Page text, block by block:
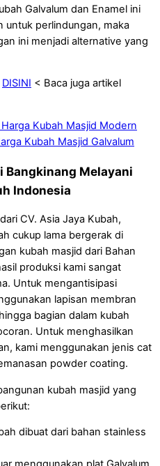
Galvalum dan Enamel ini
untuk perlindungan, maka
ini menjadi alternative yang
DISINI < Baca juga artikel
Kubah Masjid Modern
Kubah Masjid Galvalum
Bangkinang Melayani
Indonesia
CV. Asia Jaya Kubah,
cukup lama bergerak di
kubah masjid dari Bahan
produksi kami sangat
Untuk mengantisipasi
lapisan membran
bagian dalam kubah
Untuk menghasilkan
kami menggunakan jenis cat
powder coating.
kubah masjid yang
dibuat dari bahan stainless